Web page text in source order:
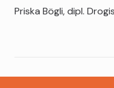
Priska Bögli, dipl.